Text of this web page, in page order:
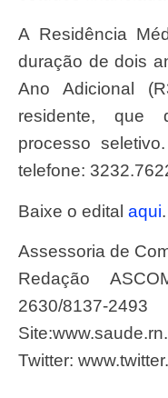
A Residência Médica em Cirurgia Geral tem
duração de dois
Ano Adicional
residente, que
processo
telefone:
Baixe o edital aqui.
Assessoria de
Redação
2630/8137-2493
Twitter: